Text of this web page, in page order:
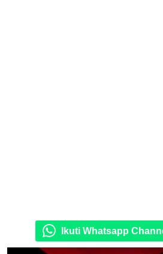
Ikuti Whatsapp